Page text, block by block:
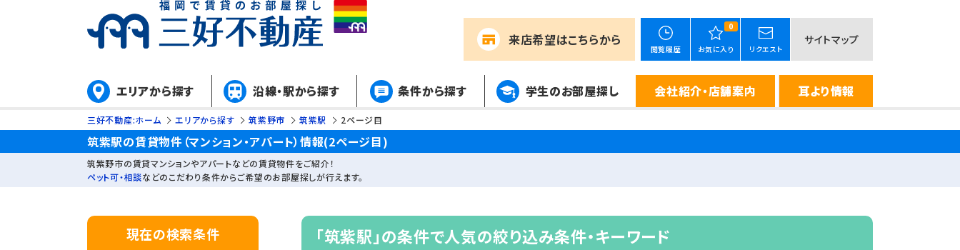
来店希望はこちらから
閲覧履歴
0
お気に入り リクエスト
サイトマップ
エリアから探す 沿線・駅から探す 条件から探す 学生のお部屋探し 会社紹介・店舗案内 耳より情報
三好不動産:ホーム エリアから探す 筑紫野市 筑紫駅 2ページ目
筑紫駅の賃貸物件（マンション・アパート）情報(2ページ目)
筑紫野市の賃貸マンションやアパートなどの賃貸物件をご紹介！
ペット可・相談などのこだわり条件からご希望のお部屋探しが行えます。
現在の検索条件 「筑紫駅」の条件で人気の絞り込み条件・キーワード